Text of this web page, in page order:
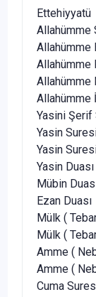
Ettehiyyatü
Allahümme
Allahümme
Allahümme
Allahümme
Allahümme
Yasini
Yasin
Yasin
Yasin Duası
Mübin
Ezan Duası
Mülk (
Mülk (
Amme (
Amme (
Cuma